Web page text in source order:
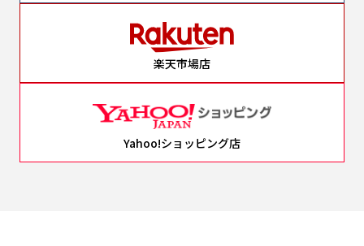
楽天市場店
Yahoo!ショッピング店